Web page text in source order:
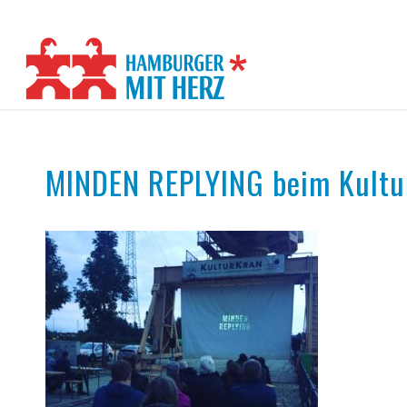
MINDEN REPLYING beim